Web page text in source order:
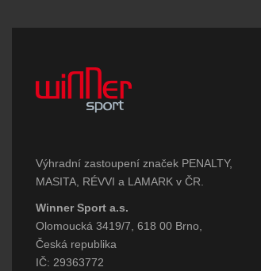
Výhradní zastoupení značek PENALTY,
MASITA, RÉVVI a LAMARK v ČR.
Winner Sport a.s.
Olomoucká 3419/7, 618 00 Brno,
Česká republika
IČ: 29363772